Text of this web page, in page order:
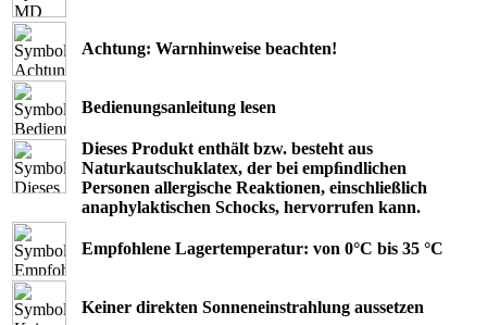
Achtung: Warnhinweise beachten!
Bedienungsanleitung lesen
Dieses Produkt enthält bzw. besteht aus
Naturkautschuklatex, der bei empﬁndlichen
Personen allergische Reaktionen, einschließlich
anaphylaktischen Schocks, hervorrufen kann.
Empfohlene Lagertemperatur: von 0°C bis 35 °C
Keiner direkten Sonneneinstrahlung aussetzen